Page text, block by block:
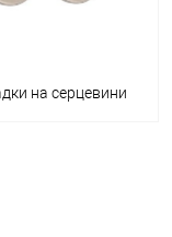
на серцевини